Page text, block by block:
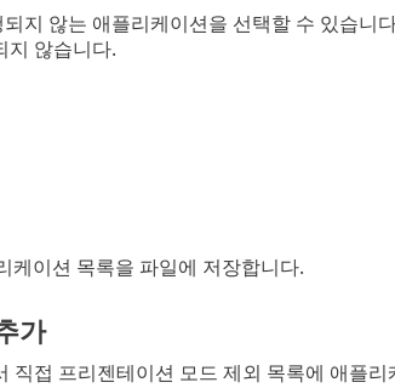
지 않는 애플리케이션을 선택할 수 있습니
지 않습니다.
케이션 목록을 파일에 저장합니다.
가
직접 프리젠테이션 모드 제외 목록에 애플리